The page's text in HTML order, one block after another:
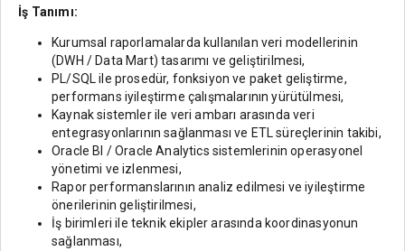
İş Tanımı:
Kurumsal raporlamalarda kullanılan veri modellerinin
(DWH / Data Mart) tasarımı ve geliştirilmesi,
PL/SQL ile prosedür, fonksiyon ve paket geliştirme,
performans iyileştirme çalışmalarının yürütülmesi,
Kaynak sistemler ile veri ambarı arasında veri
entegrasyonlarının sağlanması ve ETL süreçlerinin takibi,
Oracle BI / Oracle Analytics sistemlerinin operasyonel
yönetimi ve izlenmesi,
Rapor performanslarının analiz edilmesi ve iyileştirme
önerilerinin geliştirilmesi,
İş birimleri ile teknik ekipler arasında koordinasyonun
sağlanması,